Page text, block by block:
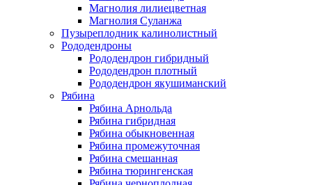
Магнолия лилиецветная
Магнолия Суланжа
Пузыреплодник калинолистный
Рододендроны
Рододендрон гибридный
Рододендрон плотный
Рододендрон якушиманский
Рябина
Рябина Арнольда
Рябина гибридная
Рябина обыкновенная
Рябина промежуточная
Рябина смешанная
Рябина тюрингенская